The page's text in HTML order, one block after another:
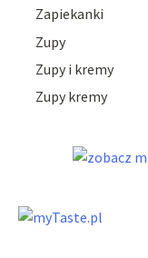
Zapiekanki
Zupy
Zupy i kremy
Zupy kremy